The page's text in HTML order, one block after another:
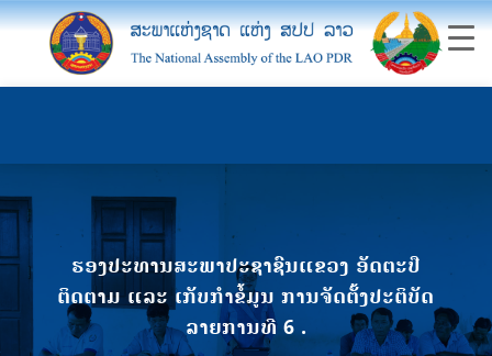
ຮອງປະທານສະພາປະຊາຊົນແຂວງ ອັດຕະປື
ຕິດຕາມ ແລະ ເກັບກໍາຂໍ້ມູນ ການຈັດຕັ້ງປະຕິບັດ
ລາຍການທີ 6 .